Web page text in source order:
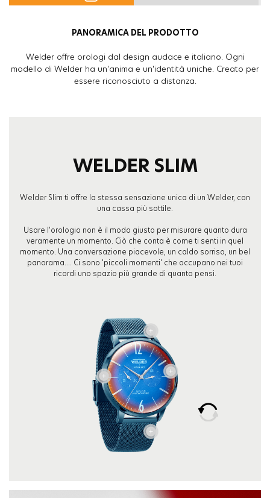
PANORAMICA DEL PRODOTTO
Welder offre orologi dal design audace e italiano. Ogni
modello di Welder ha un'anima e un'identità uniche. Creato per
essere riconosciuto a distanza.
WELDER SLIM
Welder Slim ti offre la stessa sensazione unica di un Welder, con
una cassa più sottile.
Usare l'orologio non è il modo giusto per misurare quanto dura
veramente un momento. Ciò che conta è come ti senti in quel
momento. Una conversazione piacevole, un caldo sorriso, un bel
panorama.... Ci sono 'piccoli momenti' che occupano nei tuoi
ricordi uno spazio più grande di quanto pensi.